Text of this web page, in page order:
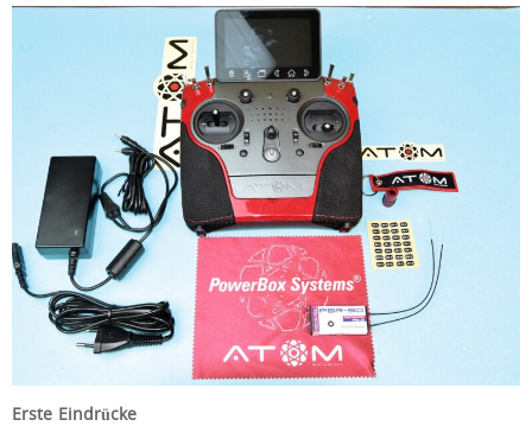
Erste Eindrücke